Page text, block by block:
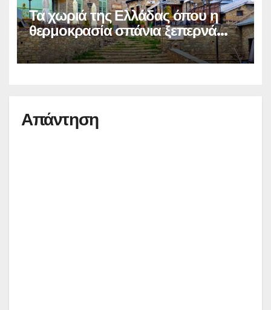
Τα χωριά της Ελλάδας όπου η
θερμοκρασία σπάνια ξεπερνά
τους 28°C το καλοκαίρι
Απάντηση